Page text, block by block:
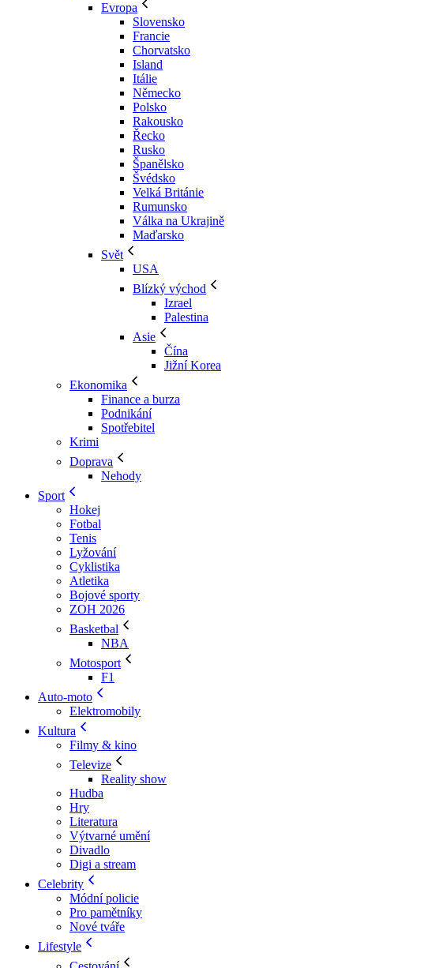
Evropa
Slovensko
Francie
Chorvatsko
Island
Itálie
Německo
Polsko
Rakousko
Řecko
Rusko
Španělsko
Švédsko
Velká Británie
Rumunsko
Válka na Ukrajině
Maďarsko
Svět
USA
Blízký východ
Izrael
Palestina
Asie
Čína
Jižní Korea
Ekonomika
Finance a burza
Podnikání
Spotřebitel
Krimi
Doprava
Nehody
Sport
Hokej
Fotbal
Tenis
Lyžování
Cyklistika
Atletika
Bojové sporty
ZOH 2026
Basketbal
NBA
Motosport
F1
Auto-moto
Elektromobily
Kultura
Filmy & kino
Televize
Reality show
Hudba
Hry
Literatura
Výtvarné umění
Divadlo
Digi a stream
Celebrity
Módní policie
Pro pamětníky
Nové tváře
Lifestyle